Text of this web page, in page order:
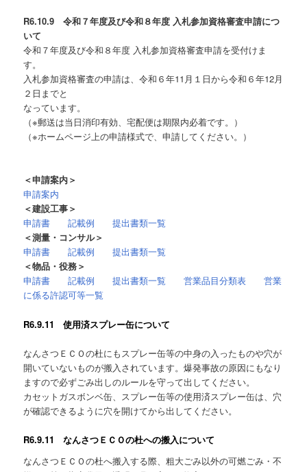
R6.10.9 令和７年度及び令和８年度 入札参加資格審査申請につ
いて
令和７年度及び令和８年度 入札参加資格審査申請を受付けま
す。
入札参加資格審査の申請は、令和６年11月１日から令和６年12月
２日までと
なっています。
（※郵送は当日消印有効、宅配便は期限内必着です。）
（※ホームページ上の申請様式で、申請してください。）
＜申請案内＞
申請案内
＜建設工事＞
申請書
記載例
提出書類一覧
＜測量・コンサル＞
申請書
記載例
提出書類一覧
＜物品・役務＞
申請書
記載例 提出書類一覧 営業品目分類表
営業
に係る許認可等一覧
R6.9.11 使用済スプレー缶について
なんさつＥＣＯの杜にもスプレー缶等の中身の入ったものや穴が
開いていないものが搬入されています。爆発事故の原因にもなり
ますので必ずごみ出しのルールを守って出してください。
カセットガスボンベ缶、スプレー缶等の使用済スプレー缶は、穴
が確認できるように穴を開けてから出してください。
R6.9.11 なんさつＥＣＯの杜への搬入について
なんさつＥＣＯの杜へ搬入する際、粗大ごみ以外の可燃ごみ・不